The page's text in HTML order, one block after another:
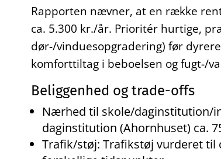
Rapporten nævner, at en række
ca. 5.300 kr./år. Prioritér hurtige,
dør-/vinduesopgradering) før
komforttiltag i beboelsen og fugt-/
Beliggenhed og trade-offs
Nærhed til skole/daginstitution/
daginstitution (Ahornhuset) ca.
Trafik/støj: Trafikstøj vurderet til